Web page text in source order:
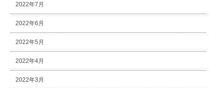
2022年7月
2022年6月
2022年5月
2022年4月
2022年3月